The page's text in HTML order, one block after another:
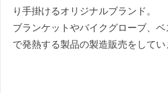
り手掛けるオリジナルブランド。
ブランケットやバイクグローブ、
で発熱する製品の製造販売をしてい